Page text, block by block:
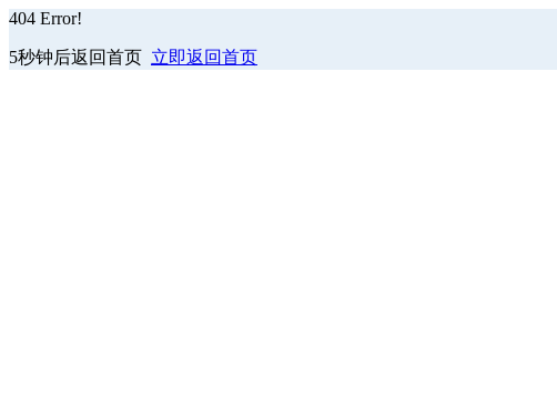
404 Error!
5秒钟后返回首页 立即返回首页